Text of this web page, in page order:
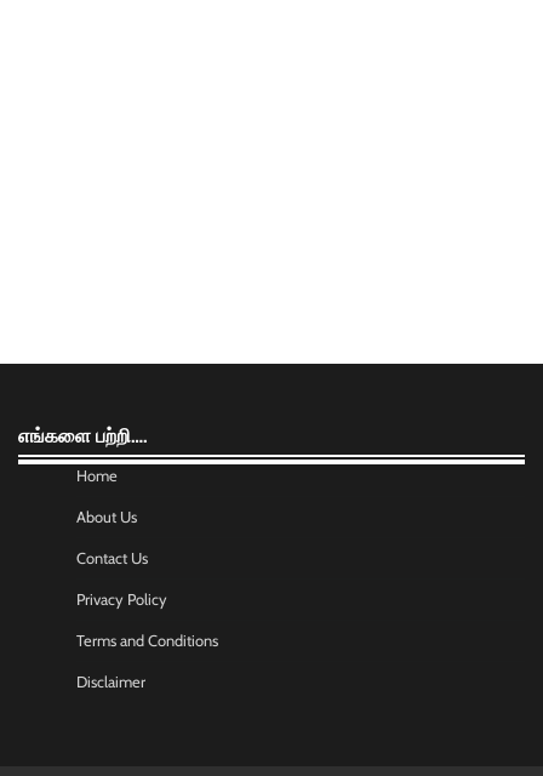
எங்களை பற்றி….
Home
About Us
Contact Us
Privacy Policy
Terms and Conditions
Disclaimer